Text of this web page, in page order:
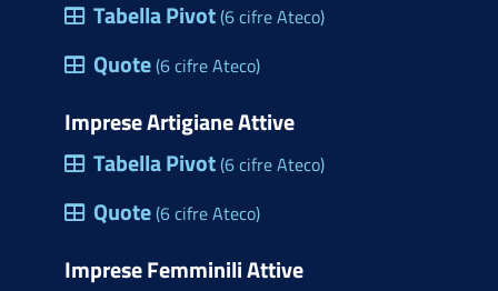
Tabella Pivot(6 cifre Ateco)
Quote(6 cifre Ateco)
Imprese Artigiane Attive
Tabella Pivot(6 cifre Ateco)
Quote(6 cifre Ateco)
Imprese Femminili Attive